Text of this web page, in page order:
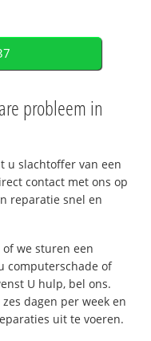
probleem in
u slachtoffer van een
contact met ons op
reparatie snel en
we sturen een
computerschade of
U hulp, bel ons.
dagen per week en
uit te voeren.